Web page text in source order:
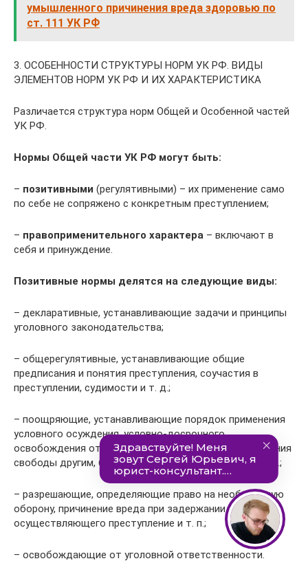
умышленного причинения вреда здоровью по
ст. 111 УК РФ
3. ОСОБЕННОСТИ СТРУКТУРЫ НОРМ УК РФ. ВИДЫ
ЭЛЕМЕНТОВ НОРМ УК РФ И ИХ ХАРАКТЕРИСТИКА
Различается структура норм Общей и Особенной частей
УК РФ.
Нормы Общей части УК РФ могут быть:
– позитивными (регулятивными) – их применение само
по себе не сопряжено с конкретным преступлением;
– правоприменительного характера – включают в
себя и принуждение.
Позитивные нормы делятся на следующие виды:
– декларативные, устанавливающие задачи и принципы
уголовного законодательства;
– общерегулятивные, устанавливающие общие
предписания и понятия преступления, соучастия в
преступлении, судимости и т. д.;
– поощряющие, устанавливающие порядок применения
условного осуждения, условно-досрочного
освобождения от отбывания наказания, замену лишения
свободы другим, более мягким видом наказания и т. п.;
– разрешающие, определяющие право на необходимую
оборону, причинение вреда при задержании лица,
осуществляющего преступление и т. п.;
– освобождающие от уголовной ответственности.